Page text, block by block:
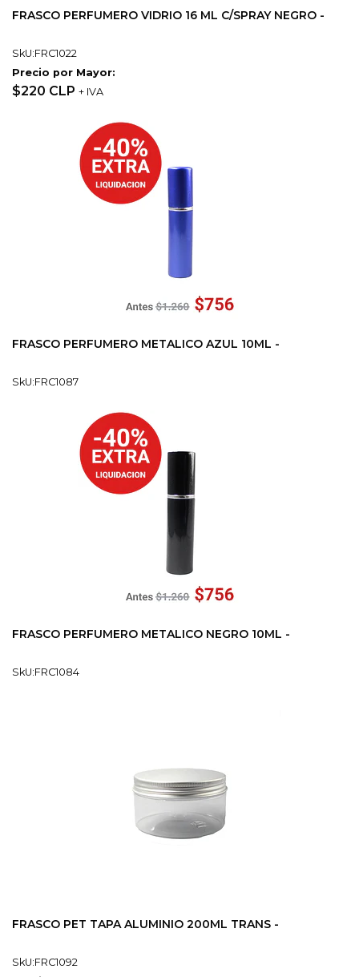
FRASCO PERFUMERO VIDRIO 16 ML C/SPRAY NEGRO -
SkU:FRC1022
Precio por Mayor:
$220 CLP + IVA
FRASCO PERFUMERO METALICO AZUL 10ML -
SkU:FRC1087
FRASCO PERFUMERO METALICO NEGRO 10ML -
SkU:FRC1084
FRASCO PET TAPA ALUMINIO 200ML TRANS -
SkU:FRC1092